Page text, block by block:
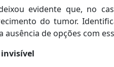
evidente que, no
do tumor.
de opções com